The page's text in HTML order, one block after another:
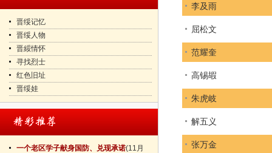
晋绥记忆
晋绥人物
晋綏情怀
寻找烈士
红色旧址
晋绥娃
一个老区学子献身国防、兑现承诺(11月
李及雨
屈松文
范耀奎
高锡嘏
朱虎岐
解五义
张万金